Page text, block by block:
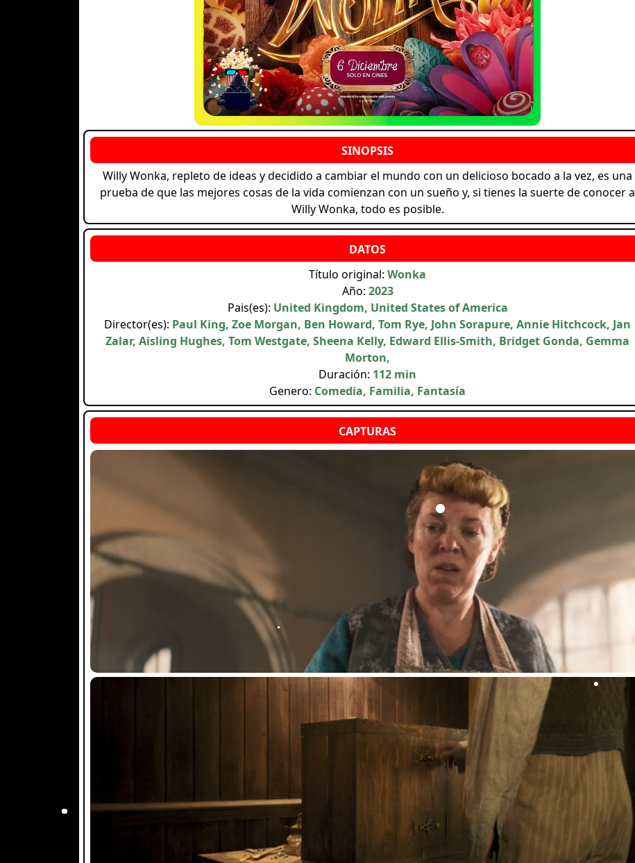
Willy Wonka, repleto de ideas y decidido a cambiar el mundo con un delicioso bocado a la vez, es una
prueba de que las mejores cosas de la vida comienzan con un sueño y, si tienes la suerte de conocer a
Willy Wonka, todo es posible.
Título original: Wonka
Año: 2023
Pais(es): United Kingdom, United States of America
Director(es): Paul King, Zoe Morgan, Ben Howard, Tom Rye, John Sorapure, Annie Hitchcock, Jan
Zalar, Aisling Hughes, Tom Westgate, Sheena Kelly, Edward Ellis-Smith, Bridget Gonda, Gemma
Morton,
Duración: 112 min
Genero: Comedia, Familia, Fantasía